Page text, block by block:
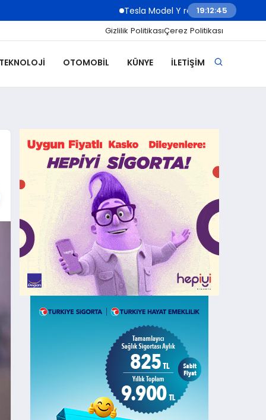
Tesla Model Y rakibi Lucid Cosmos
19:12:47
Gizlilik PolitikasıÇerez Politikası
OTOMOBIL KÜNYE İLETIŞIM